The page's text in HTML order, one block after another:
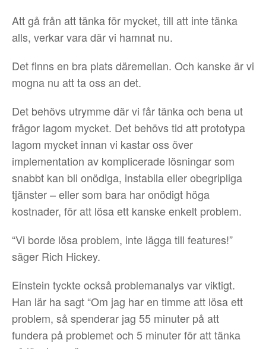
Att gå från att tänka för mycket, till att inte tänka
alls, verkar vara där vi hamnat nu.
Det finns en bra plats däremellan. Och kanske är vi
mogna nu att ta oss an det.
Det behövs utrymme där vi får tänka och bena ut
frågor lagom mycket. Det behövs tid att prototypa
lagom mycket innan vi kastar oss över
implementation av komplicerade lösningar som
snabbt kan bli onödiga, instabila eller obegripliga
tjänster – eller som bara har onödigt höga
kostnader, för att lösa ett kanske enkelt problem.
“Vi borde lösa problem, inte lägga till features!”
säger Rich Hickey.
Einstein tyckte också problemanalys var viktigt.
Han lär ha sagt “Om jag har en timme att lösa ett
problem, så spenderar jag 55 minuter på att
fundera på problemet och 5 minuter för att tänka